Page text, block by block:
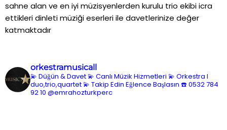
sahne alan ve en iyi müzisyenlerden kurulu trio ekibi icra
ettikleri dinleti müziği eserleri ile davetlerinize değer
katmaktadır
orkestramusicall
💫 Düğün & Davet💫 Canlı Müzik Hizmetleri 💫 Orkestra l
duo,trio,quartet💫 Takip Edin Eğlence Başlasın ☎️ 0532 784
92 10 @emrahozturkperc